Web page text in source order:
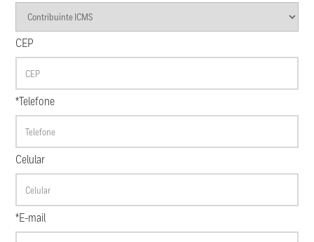
CEP
*Telefone
Celular
*E-mail